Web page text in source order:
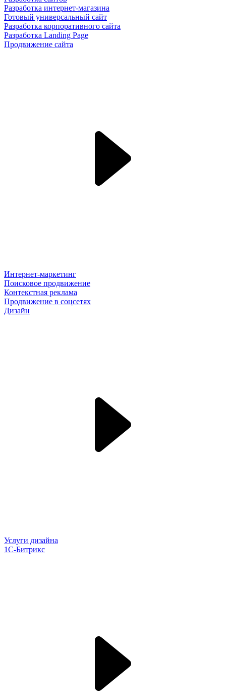
Разработка интернет-магазина
Готовый универсальный сайт
Разработка корпоративного сайта
Разработка Landing Page
Продвижение сайта
Интернет-маркетинг
Поисковое продвижение
Контекстная реклама
Продвижение в соцсетях
Дизайн
Услуги дизайна
1С-Битрикс